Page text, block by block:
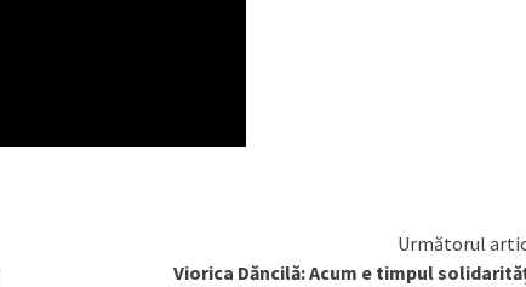
Următorul
Viorica Dăncilă: Acum e timpul